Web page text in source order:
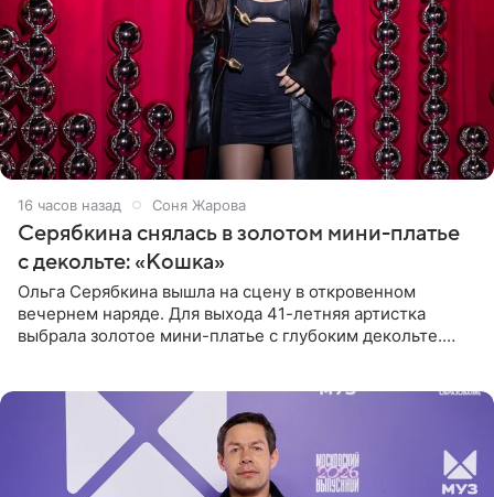
16 часов назад Соня Жарова
Серябкина снялась в золотом мини-платье
с декольте: «Кошка»
Ольга Серябкина вышла на сцену в откровенном
вечернем наряде. Для выхода 41-летняя артистка
выбрала золотое мини-платье с глубоким декольте.